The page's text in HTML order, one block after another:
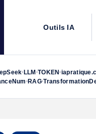
Outils IA
• LLM •TOKEN•
• RAG•